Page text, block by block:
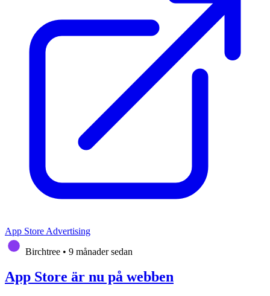
App Store Advertising
Birchtree • 9 månader sedan
App Store är nu på webben